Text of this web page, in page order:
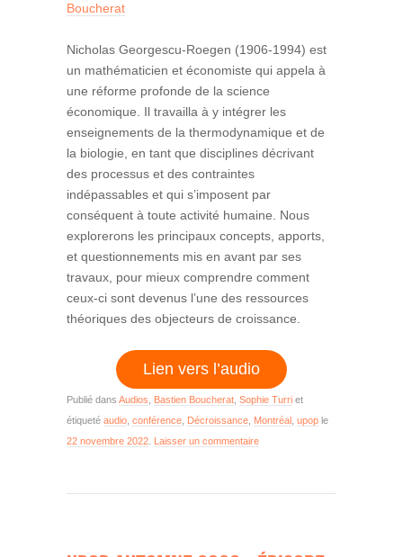
Boucherat
Nicholas Georgescu-Roegen (1906-1994) est
un mathématicien et économiste qui appela à
une réforme profonde de la science
économique. Il travailla à y intégrer les
enseignements de la thermodynamique et de
la biologie, en tant que disciplines décrivant
des processus et des contraintes
indépassables et qui s’imposent par
conséquent à toute activité humaine. Nous
explorerons les principaux concepts, apports,
et questionnements mis en avant par ses
travaux, pour mieux comprendre comment
ceux-ci sont devenus l’une des ressources
théoriques des objecteurs de croissance.
Lien vers l’audio
Publié dans Audios Bastien Boucherat Sophie Turri et
étiqueté audio conférence Décroissance Montréal upop le
22 novembre 2022 Laisser un commentaire